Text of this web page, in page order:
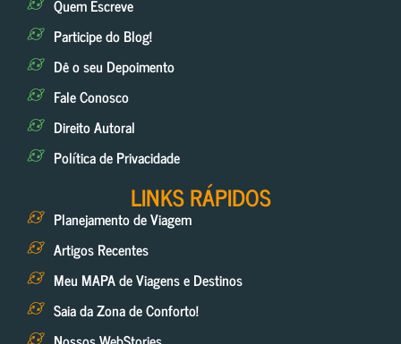
Quem Escreve
Participe do Blog!
Dê o seu Depoimento
Fale Conosco
Direito Autoral
Política de Privacidade
LINKS RÁPIDOS
Planejamento de Viagem
Artigos Recentes
Meu MAPA de Viagens e Destinos
Saia da Zona de Conforto!